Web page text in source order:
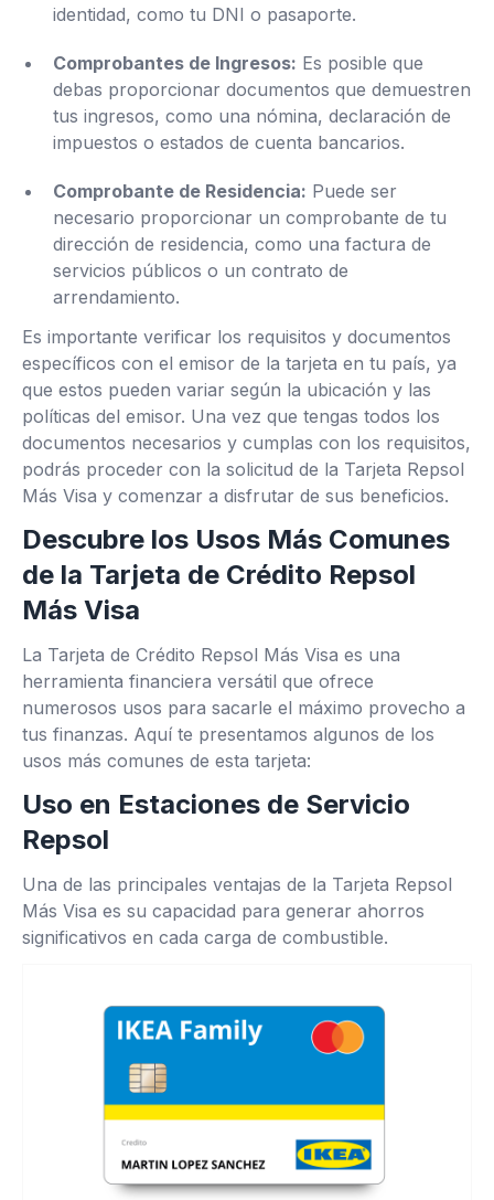
identidad, como tu DNI o pasaporte.
Comprobantes de Ingresos: Es posible que
debas proporcionar documentos que demuestren
tus ingresos, como una nómina, declaración de
impuestos o estados de cuenta bancarios.
Comprobante de Residencia: Puede ser
necesario proporcionar un comprobante de tu
dirección de residencia, como una factura de
servicios públicos o un contrato de
arrendamiento.
Es importante verificar los requisitos y documentos
específicos con el emisor de la tarjeta en tu país, ya
que estos pueden variar según la ubicación y las
políticas del emisor. Una vez que tengas todos los
documentos necesarios y cumplas con los requisitos,
podrás proceder con la solicitud de la Tarjeta Repsol
Más Visa y comenzar a disfrutar de sus beneficios.
Descubre los Usos Más Comunes
de la Tarjeta de Crédito Repsol
Más Visa
La Tarjeta de Crédito Repsol Más Visa es una
herramienta financiera versátil que ofrece
numerosos usos para sacarle el máximo provecho a
tus finanzas. Aquí te presentamos algunos de los
usos más comunes de esta tarjeta:
Uso en Estaciones de Servicio
Repsol
Una de las principales ventajas de la Tarjeta Repsol
Más Visa es su capacidad para generar ahorros
significativos en cada carga de combustible.